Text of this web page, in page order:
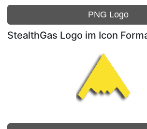
PNG Logo
StealthGas Logo im Icon